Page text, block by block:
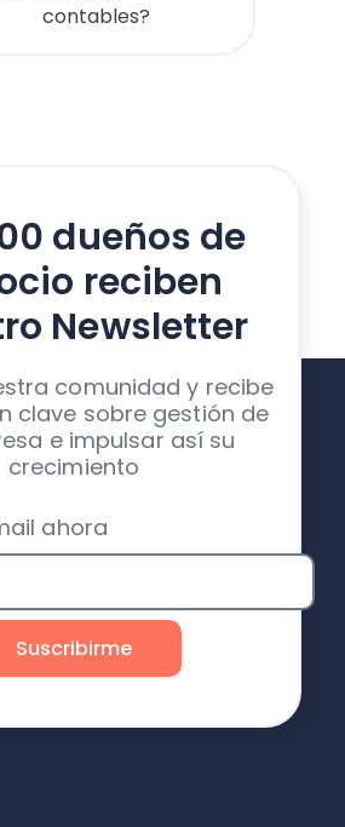
contables?
dueños de
reciben
Newsletter
comunidad y recibe
clave sobre gestión de
e impulsar así su
crecimiento
ahora